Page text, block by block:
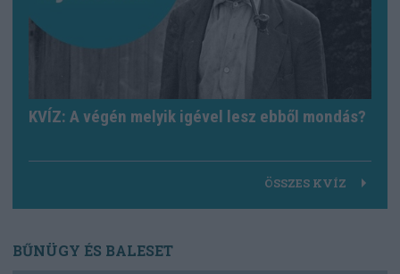
KVÍZ: A végén melyik igével lesz ebből mondás?
ÖSSZES KVÍZ
BŰNÜGY ÉS BALESET